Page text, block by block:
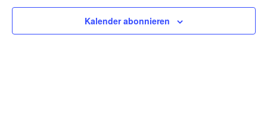
Kalender abonnieren